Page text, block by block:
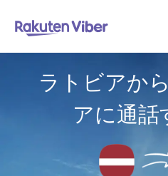
ラトビアか
アに通話